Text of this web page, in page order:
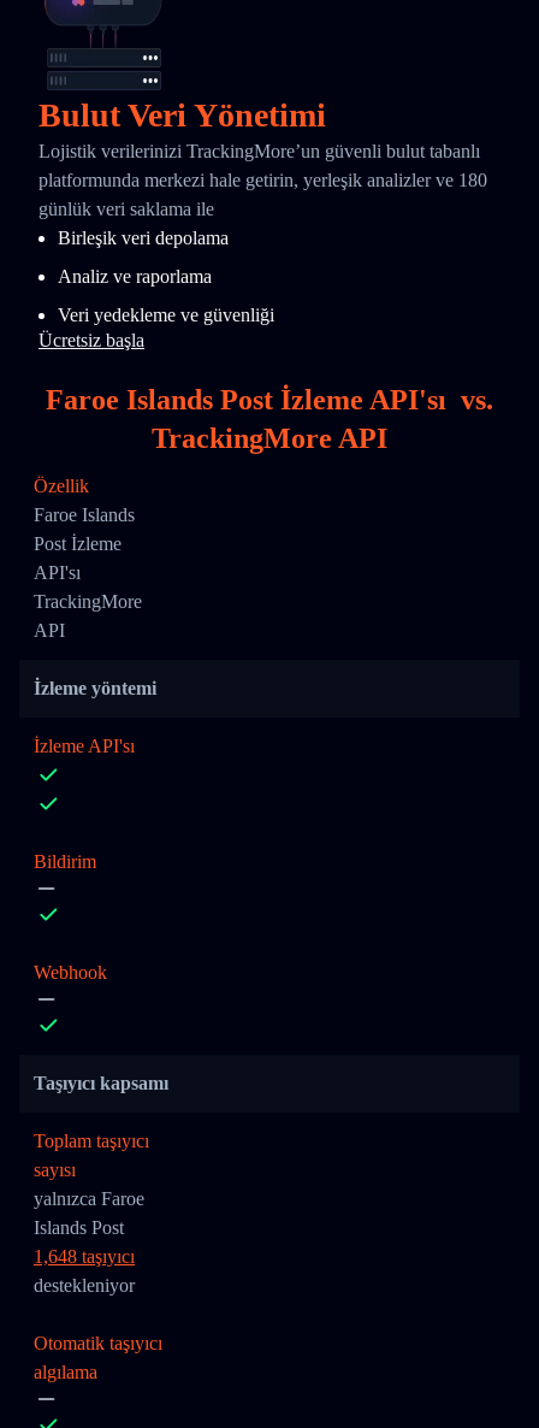
Bulut Veri Yönetimi
Lojistik verilerinizi TrackingMore’un güvenli bulut tabanlı
platformunda merkezi hale getirin, yerleşik analizler ve 180
günlük veri saklama ile
Birleşik veri depolama
Analiz ve raporlama
Veri yedekleme ve güvenliği
Ücretsiz başla
Faroe Islands Post İzleme API'sı vs.
TrackingMore API
Özellik
Faroe Islands
Post İzleme
API'sı
TrackingMore
API
İzleme yöntemi
İzleme API'sı
Bildirim
Webhook
Taşıyıcı kapsamı
Toplam taşıyıcı
sayısı
yalnızca Faroe
Islands Post
1,648 taşıyıcı
destekleniyor
Otomatik taşıyıcı
algılama